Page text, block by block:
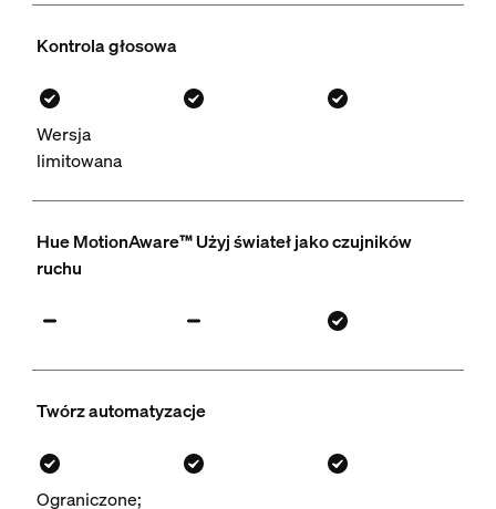
Kontrola głosowa
Wersja
limitowana
Hue MotionAware™ Użyj świateł jako czujników
ruchu
Twórz automatyzacje
Ograniczone;